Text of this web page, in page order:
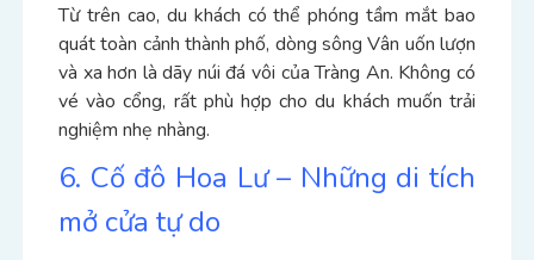
Từ trên cao, du khách có thể phóng tầm mắt bao
quát toàn cảnh thành phố, dòng sông Vân uốn lượn
và xa hơn là dãy núi đá vôi của Tràng An. Không có
vé vào cổng, rất phù hợp cho du khách muốn trải
nghiệm nhẹ nhàng.
6. Cố đô Hoa Lư – Những di tích
mở cửa tự do